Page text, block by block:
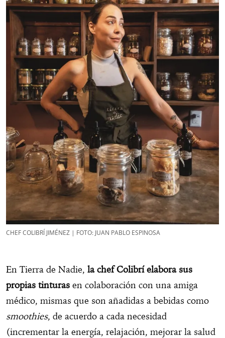
CHEF COLIBRÍ JIMÉNEZ | FOTO: JUAN PABLO ESPINOSA
En Tierra de Nadie, la chef Colibrí elabora sus
propias tinturas en colaboración con una amiga
médico, mismas que son añadidas a bebidas como
smoothies, de acuerdo a cada necesidad
(incrementar la energía, relajación, mejorar la salud